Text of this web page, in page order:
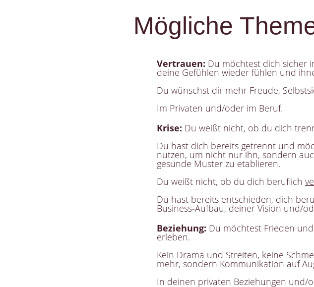
Mögliche
Vertrauen: Du möchtest dich sicher
deine Gefühlen wieder fühlen und
Du wünschst dir mehr Freude,
Im Privaten und/oder im Beruf.
Krise: Du weißt nicht, ob du dich
Du hast dich bereits getrennt und
nutzen, um nicht nur ihn, sondern
gesunde Muster zu etablieren.
Du weißt nicht, ob du dich beruflich
Du hast bereits entschieden, dich
Business-Aufbau, deiner Vision und/
Beziehung: Du möchtest Frieden
erleben.
Kein Drama und Streiten, keine
mehr, sondern Kommunikation auf
In deinen privaten Beziehungen und/